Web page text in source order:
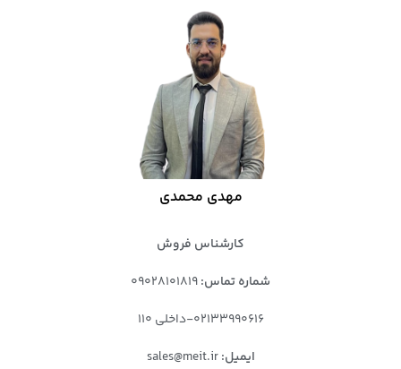
مهدی محمدی
کارشناس فروش
شماره تماس:
۰۲۱۳۳۹۹۰۶۱۶-داخلی ۱۱۰
ایمیل: sales@meit.ir